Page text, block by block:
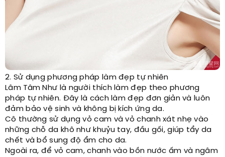
2. Sử dụng phương pháp làm đẹp tự nhiên
Lâm Tâm Như là người thích làm đẹp theo phương
pháp tự nhiên. Đây là cách làm đẹp đơn giản và luôn
đảm bảo vệ sinh và không bị kích ứng da.
Cô thường sử dụng vỏ cam và vỏ chanh xát nhẹ vào
những chỗ da khô như khuỷu tay, đầu gối, giúp tẩy da
chết và bổ sung độ ẩm cho da.
Ngoài ra, để vỏ cam, chanh vào bồn nước ấm và ngâm